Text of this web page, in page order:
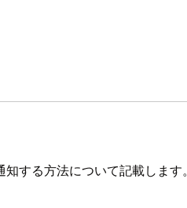
する方法について記載します。